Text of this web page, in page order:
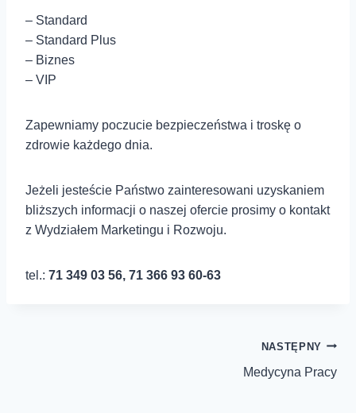
– Standard
– Standard Plus
– Biznes
– VIP
Zapewniamy poczucie bezpieczeństwa i troskę o
zdrowie każdego dnia.
Jeżeli jesteście Państwo zainteresowani uzyskaniem
bliższych informacji o naszej ofercie prosimy o kontakt
z Wydziałem Marketingu i Rozwoju.
tel.: 71 349 03 56, 71 366 93 60-63
NASTĘPNY
Medycyna Pracy